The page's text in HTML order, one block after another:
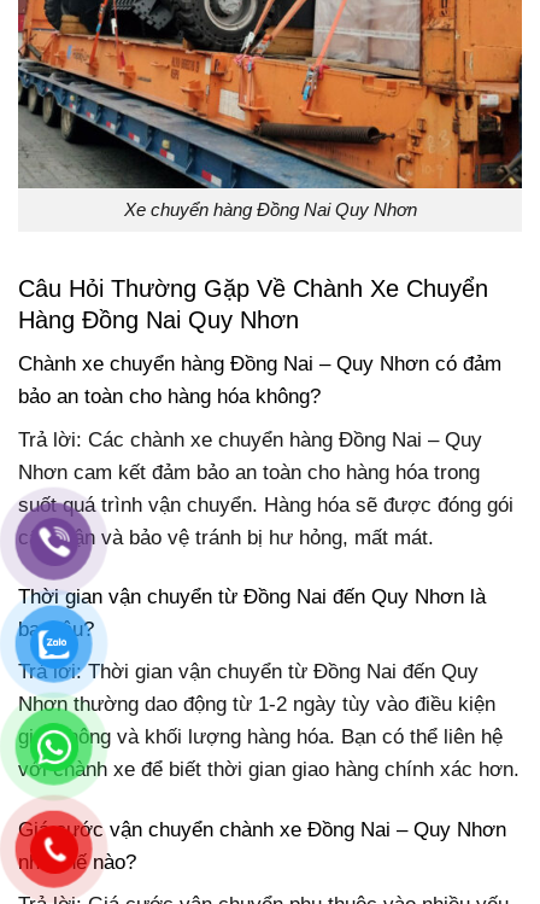
Xe chuyển hàng Đồng Nai Quy Nhơn
Câu Hỏi Thường Gặp Về Chành Xe Chuyển
Hàng Đồng Nai Quy Nhơn
Chành xe chuyển hàng Đồng Nai – Quy Nhơn có đảm
bảo an toàn cho hàng hóa không?
Trả lời: Các chành xe chuyển hàng Đồng Nai – Quy
Nhơn cam kết đảm bảo an toàn cho hàng hóa trong
suốt quá trình vận chuyển. Hàng hóa sẽ được đóng gói
cẩn thận và bảo vệ tránh bị hư hỏng, mất mát.
Thời gian vận chuyển từ Đồng Nai đến Quy Nhơn là
bao lâu?
Trả lời: Thời gian vận chuyển từ Đồng Nai đến Quy
Nhơn thường dao động từ 1-2 ngày tùy vào điều kiện
giao thông và khối lượng hàng hóa. Bạn có thể liên hệ
với chành xe để biết thời gian giao hàng chính xác hơn.
Giá cước vận chuyển chành xe Đồng Nai – Quy Nhơn
như thế nào?